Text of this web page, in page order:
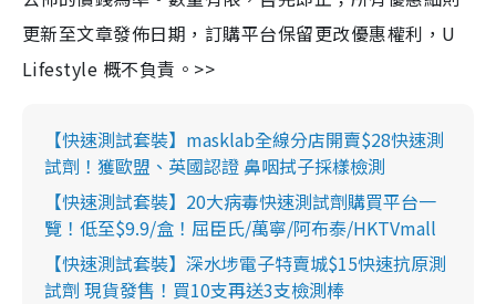
更新至文章發佈日期，訂購平台保留更改優惠權利，U
Lifestyle 概不負責。>>
【快速測試套裝】masklab全線分店開賣$28快速測
試劑！獲歐盟、英國認證 鼻咽拭子採樣檢測
【快速測試套裝】20大病毒快速測試劑購買平台一
覽！低至$9.9/盒！屈臣氏/萬寧/阿布泰/HKTVmall
【快速測試套裝】深水埗電子特賣城$15快速抗原測
試劑 現貨發售！買10支再送3支檢測棒